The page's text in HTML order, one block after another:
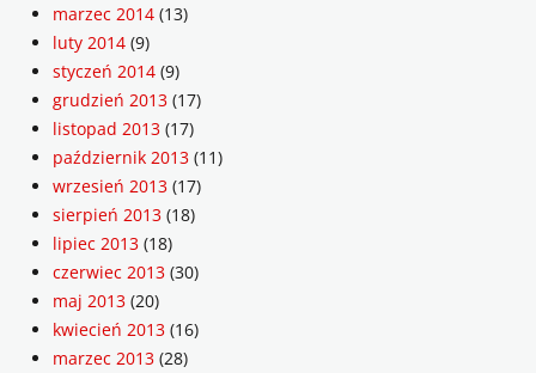
marzec 2014 (13)
luty 2014 (9)
styczeń 2014 (9)
grudzień 2013 (17)
listopad 2013 (17)
październik 2013 (11)
wrzesień 2013 (17)
sierpień 2013 (18)
lipiec 2013 (18)
czerwiec 2013 (30)
maj 2013 (20)
kwiecień 2013 (16)
marzec 2013 (28)